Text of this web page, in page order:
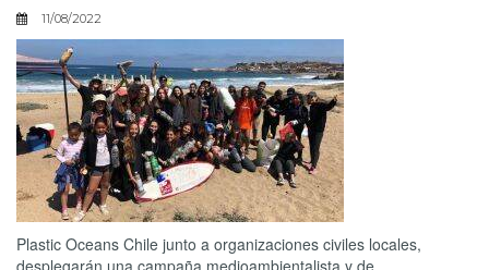
11/08/2022
Plastic Oceans Chile junto a organizaciones civiles locales,
desplegarán una campaña medioambientalista y de